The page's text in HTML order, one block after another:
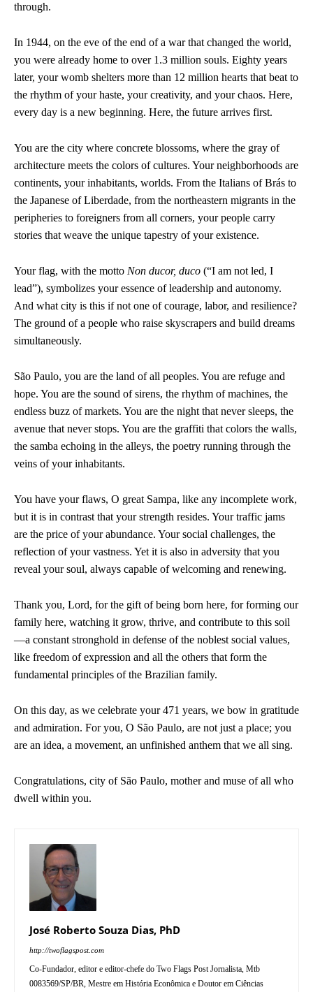
through.
In 1944, on the eve of the end of a war that changed the world,
you were already home to over 1.3 million souls. Eighty years
later, your womb shelters more than 12 million hearts that beat to
the rhythm of your haste, your creativity, and your chaos. Here,
every day is a new beginning. Here, the future arrives first.
You are the city where concrete blossoms, where the gray of
architecture meets the colors of cultures. Your neighborhoods are
continents, your inhabitants, worlds. From the Italians of Brás to
the Japanese of Liberdade, from the northeastern migrants in the
peripheries to foreigners from all corners, your people carry
stories that weave the unique tapestry of your existence.
Your flag, with the motto Non ducor, duco (“I am not led, I
lead”), symbolizes your essence of leadership and autonomy.
And what city is this if not one of courage, labor, and resilience?
The ground of a people who raise skyscrapers and build dreams
simultaneously.
São Paulo, you are the land of all peoples. You are refuge and
hope. You are the sound of sirens, the rhythm of machines, the
endless buzz of markets. You are the night that never sleeps, the
avenue that never stops. You are the graffiti that colors the walls,
the samba echoing in the alleys, the poetry running through the
veins of your inhabitants.
You have your flaws, O great Sampa, like any incomplete work,
but it is in contrast that your strength resides. Your traffic jams
are the price of your abundance. Your social challenges, the
reflection of your vastness. Yet it is also in adversity that you
reveal your soul, always capable of welcoming and renewing.
Thank you, Lord, for the gift of being born here, for forming our
family here, watching it grow, thrive, and contribute to this soil
—a constant stronghold in defense of the noblest social values,
like freedom of expression and all the others that form the
fundamental principles of the Brazilian family.
On this day, as we celebrate your 471 years, we bow in gratitude
and admiration. For you, O São Paulo, are not just a place; you
are an idea, a movement, an unfinished anthem that we all sing.
Congratulations, city of São Paulo, mother and muse of all who
dwell within you.
José Roberto Souza Dias, PhD
http://twoflagspost.com
Co-Fundador, editor e editor-chefe do Two Flags Post Jornalista, Mtb
0083569/SP/BR, Mestre em História Econômica e Doutor em Ciências